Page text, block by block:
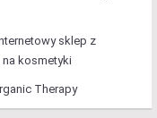
sklep z
na kosmetyki
Therapy